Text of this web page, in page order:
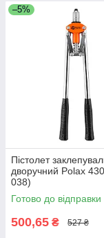
–5%
Пістолет
дворучний Polax
038)
Готово до відправки
500,65 ₴ 527 ₴